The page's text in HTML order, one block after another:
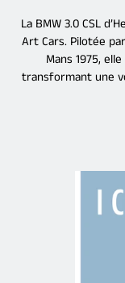
La BMW 3.0 CSL
Art Cars. Pilotée
Mans 1975,
transformant une